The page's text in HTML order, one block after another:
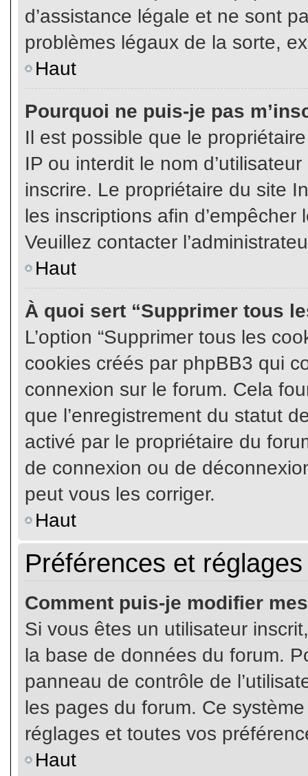
d’assistance légale et ne sont
problèmes légaux de la sorte,
Haut
Pourquoi ne puis-je pas
Il est possible que le
IP ou interdit le nom
inscrire. Le propriétaire du site
les inscriptions afin d’empêcher
Veuillez contacter
Haut
À quoi sert “Supprimer tous
L’option “Supprimer tous les
cookies créés par phpBB3 qui
connexion sur le forum. Cela
que l’enregistrement du statut
activé par le propriétaire du
de connexion ou de
peut vous les corriger.
Haut
Préférences et
Comment puis-je modifier
Si vous êtes un utilisateur
la base de données du forum.
panneau de contrôle de
les pages du forum. Ce
réglages et toutes vos
Haut